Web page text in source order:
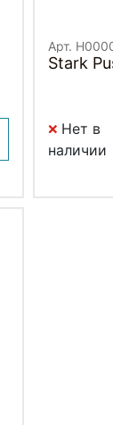
Арт.
Stark
Нет в
наличии